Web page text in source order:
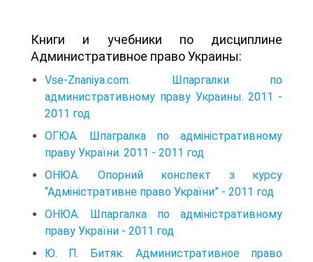
Книги и учебники по дисциплине
Административное право Украины:
Vse-Znaniya.com. Шпаргалки по
административному праву Украины. 2011 -
2011 год
ОГЮА. Шпагралка по адміністративному
праву України. 2011 - 2011 год
ОНЮА. Опорний конспект з курсу
“Адміністративне право України” - 2011 год
ОНЮА. Шпаргалка по адміністративному
праву України - 2011 год
Ю. П. Битяк. Административное право